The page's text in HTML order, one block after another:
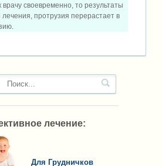
своевременно, то результаты
протрузия перерастает в
лечение:
Для Грудничков